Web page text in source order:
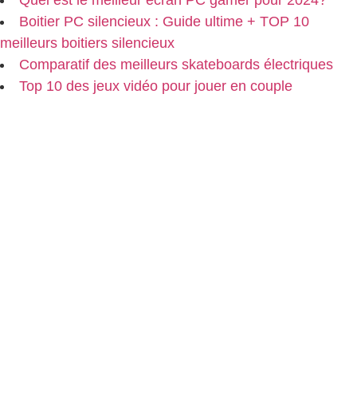
Boitier PC silencieux : Guide ultime + TOP 10
meilleurs boitiers silencieux
Comparatif des meilleurs skateboards électriques
Top 10 des jeux vidéo pour jouer en couple